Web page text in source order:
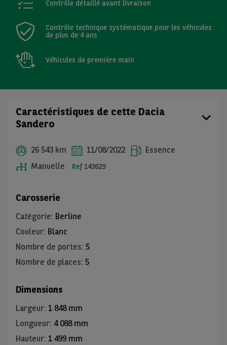
Contrôle détaillé avant livraison
Contrôle technique systématique pour les véhicules
de plus de 4 ans
Véhicules de première main
Caractéristiques de cette Dacia
Sandero
26 543 km 11/08/2022
Essence
Manuelle
Ref 143629
Carosserie
Catégorie: Berline
Couleur: Blanc
Nombre de portes: 5
Nombre de places: 5
Dimensions
Largeur: 1 848 mm
Longueur: 4 088 mm
Hauteur: 1 499 mm